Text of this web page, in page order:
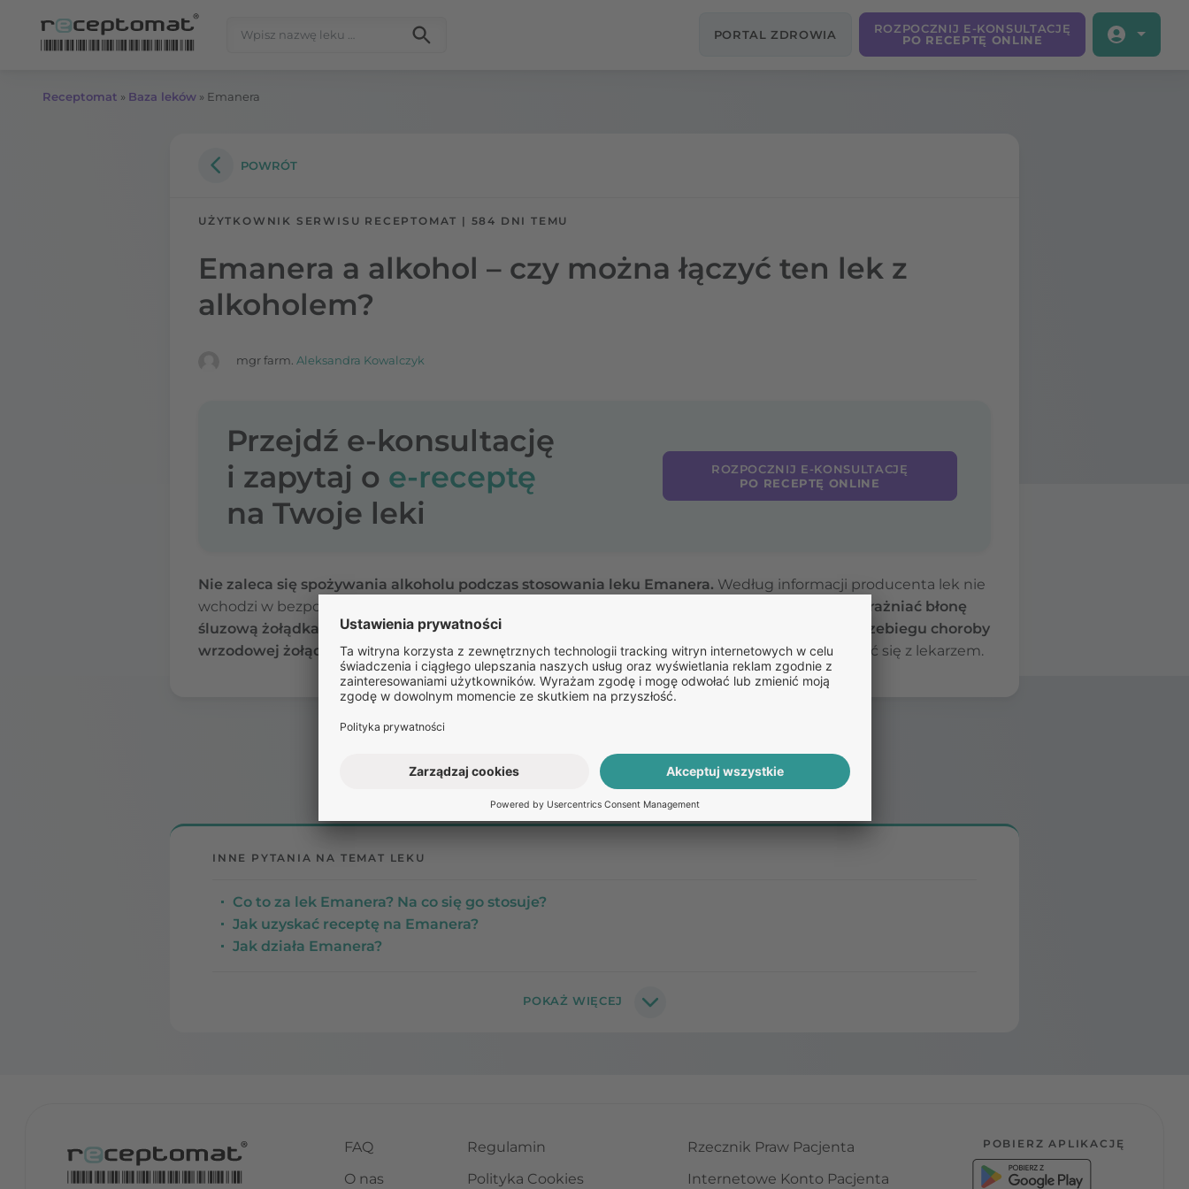
PORTAL ZDROWIA
ROZPOCZNIJ E-KONSULTACJĘ
PO RECEPTĘ ONLINE
Receptomat » Baza leków » Emanera
POWRÓT
UŻYTKOWNIK SERWISU RECEPTOMAT | 584 DNI TEMU
Emanera a alkohol – czy można łączyć ten lek z
alkoholem?
mgr farm. Aleksandra Kowalczyk
Przejdź e-konsultację
i zapytaj o e-receptę
na Twoje leki
ROZPOCZNIJ E-KONSULTACJĘ
PO RECEPTĘ ONLINE
Nie zaleca się spożywania alkoholu podczas stosowania leku Emanera. Według informacji producenta lek nie
wchodzi w bezpośrednie interakcje z alkoholem. Należy jednak pamiętać, że
alkohol może podrażniać błonę
śluzową żołądka i przełykui nasilać wydzielanie kwasu solnego, prowadząc do
pogorszenia przebiegu choroby
wrzodowej żołądka lub choroby refluksowej przełyku.W razie wątpliwości warto skonsultować się z lekarzem.
Pozostałepytania:
INNE PYTANIA NA TEMAT LEKU
Co to za lek Emanera? Na co się go stosuje?
Jak uzyskać receptę na Emanera?
Jak działa Emanera?
FAQ
O nas
Regulamin
Polityka Cookies
Rzecznik Praw Pacjenta
Internetowe Konto Pacjenta
POBIERZ APLIKACJĘ